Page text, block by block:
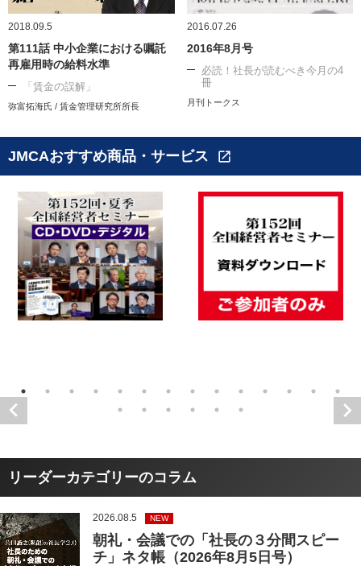
2018.09.5
第111話 中小企業における嘱託
再雇用時の給料水準
「賃金の誤解」
弥富拓海氏 / 賃金管理研究所所長
2016.07.26
2016年8月号
必読！社長が読むべき今月の4
冊
月刊トークス
JMCAおすすめ商品・サービス open_in_new
リーダーカテゴリーのコラム
2026.08.5 NEW
朝礼・会議での「社長の３分間スピー
チ」ネタ帳（2026年8月5日号）